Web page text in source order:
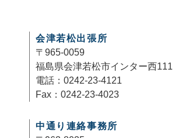
会津若松出張所
〒965-0059
福島県会津若松市インター西111
電話：0242-23-4121
Fax：0242-23-4023
中通り連絡事務所